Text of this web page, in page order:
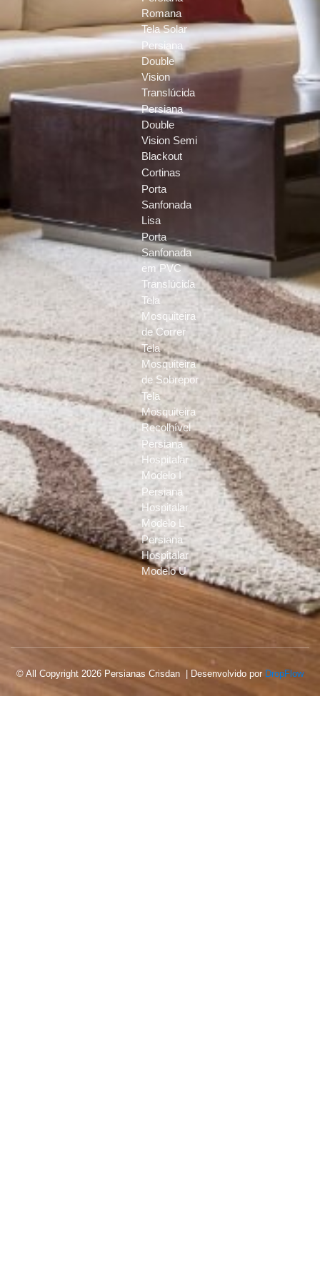
Romana
Tela Solar
Persiana
Double
Vision
Translúcida
Persiana
Double
Vision Semi
Blackout
Cortinas
Porta
Sanfonada
Lisa
Porta
Sanfonada
em PVC
Translúcida
Tela
Mosquiteira
de Correr
Tela
Mosquiteira
de Sobrepor
Tela
Mosquiteira
Recolhível
Persiana
Hospitalar
Modelo I
Persiana
Hospitalar
Modelo L
Persiana
Hospitalar
Modelo U
© All Copyright 2026 Persianas Crisdan | Desenvolvido por DropFlow